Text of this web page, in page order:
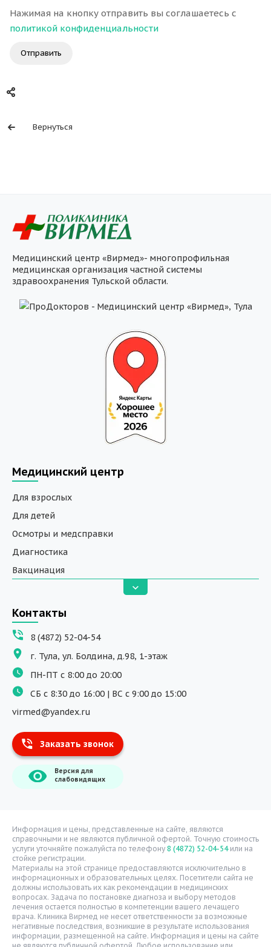
Нажимая на кнопку отправить вы соглашаетесь с
политикой конфиденциальности
Отправить
Вернуться
Медицинский центр «Вирмед»- многопрофильная
медицинская организация частной системы
здравоохранения Тульской области.
Медицинский центр
Для взрослых
Для детей
Осмотры и медсправки
Диагностика
Вакцинация
Вызов на дом
ДНК исследования
Программы обучения
Физиотерапия
ДМС
Массаж
Тест на хеликобактер
Информация
О компании
Расписание врачей
Надзорные органы
Статьи
Вопрос-ответ
Видео
Вакансии
Карта сайта
Контакты
8 (4872) 52-04-54
г. Тула, ул. Болдина, д.98, 1-этаж
ПН-ПТ с 8:00 до 20:00
СБ с 8:30 до 16:00 | ВС с 9:00 до 15:00
virmed@yandex.ru
Заказать звонок
Версия для
слабовидящих
Информация и цены, представленные на сайте, являются
справочными и не являются публичной офертой. Точную стоимость
услуги уточняйте пожалуйста по телефону 8 (4872) 52-04-54или на
стойке регистрации.
Материалы на этой странице предоставляются исключительно в
информационных и образовательных целях. Посетители сайта не
должны использовать их как рекомендации в медицинских
вопросах. Задача по постановке диагноза и выбору методов
лечения остается полностью в компетенции вашего лечащего
врача. Клиника Вирмед не несет ответственности за возможные
негативные последствия, возникшие в результате использования
информации, размещенной на сайте. Информация и цены на сайте